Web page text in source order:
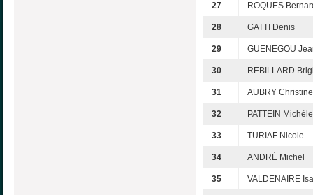
27 ROQUES
28 GATTI Denis
29 GUENEGOU
30 REBILLARD
31 AUBRY Christine
32 PATTEIN Michèle
33 TURIAF Nicole
34 ANDRÉ Michel
35 VALDENAIRE